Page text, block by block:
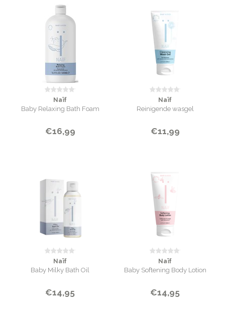
Naïf
Baby Relaxing Bath Foam
€16,99
Naïf
Reinigende wasgel
€11,99
Naïf
Baby Milky Bath Oil
€14,95
Naïf
Baby Softening Body Lotion
€14,95